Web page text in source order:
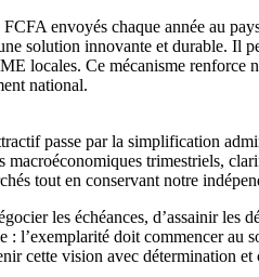
envoyés chaque année au
solution innovante et durable. Il
locales. Ce mécanisme renforce
national.
passe par la simplification
trimestriels,
tout en conservant notre
les échéances, d’assainir les
l’exemplarité doit commencer au
cette vision avec détermination et